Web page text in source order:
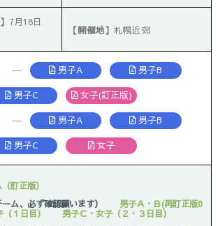
7月18日
【開催地】札幌近郊
─ 男子A 男子B
男子C 女子(訂正版)
─ 男子A 男子B
男子C 女子
訂正版）
ーム、必ず確認願います） 男子Ａ・Ｂ(再訂正版0
１日目）
男子Ｃ・女子（２・３日目）